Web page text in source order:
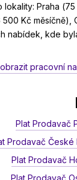
Praha
Kč
nabídek, kde
pracovní
Plat Prodavač
Prodavač České
Plat Prodavač
Plat Prodavač